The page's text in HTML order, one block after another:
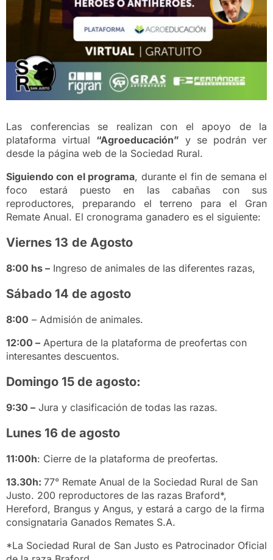
Las conferencias se realizan con el apoyo de la
plataforma virtual “Agroeducación” y se podrán ver
desde la página web de la Sociedad Rural.
Siguiendo con el programa, durante el fin de semana el
foco estará puesto en las cabañas con sus
reproductores, preparando el terreno para el Gran
Remate Anual. El cronograma ganadero es el siguiente:
Viernes 13 de Agosto
8:00 hs – Ingreso de animales de las diferentes razas,
Sábado 14 de agosto
8:00 – Admisión de animales.
12:00 – Apertura de la plataforma de preofertas con
interesantes descuentos.
Domingo 15 de agosto:
9:30 – Jura y clasificación de todas las razas.
Lunes 16 de agosto
11:00h: Cierre de la plataforma de preofertas.
13.30h: 77° Remate Anual de la Sociedad Rural de San
Justo. 200 reproductores de las razas Braford*,
Hereford, Brangus y Angus, y estará a cargo de la firma
consignataria Ganados Remates S.A.
*La Sociedad Rural de San Justo es Patrocinador Oficial